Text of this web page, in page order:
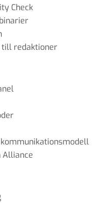
Check
till redaktioner
Alliance